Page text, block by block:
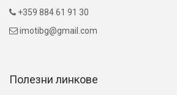
 +359 884 61 91 30
 imotibg@gmail.com
Полезни линкове